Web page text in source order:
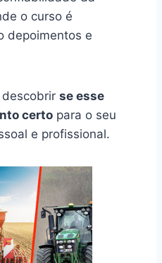
o curso é
depoimentos e
se esse
certo para o seu
e profissional.